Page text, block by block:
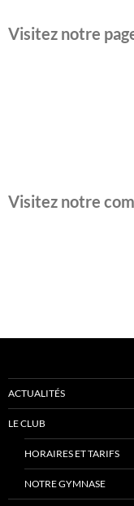
Visitez notre
Visitez notre
ACTUALITÉS
LE CLUB
HORAIRES ET TARIFS
NOTRE GYMNASE